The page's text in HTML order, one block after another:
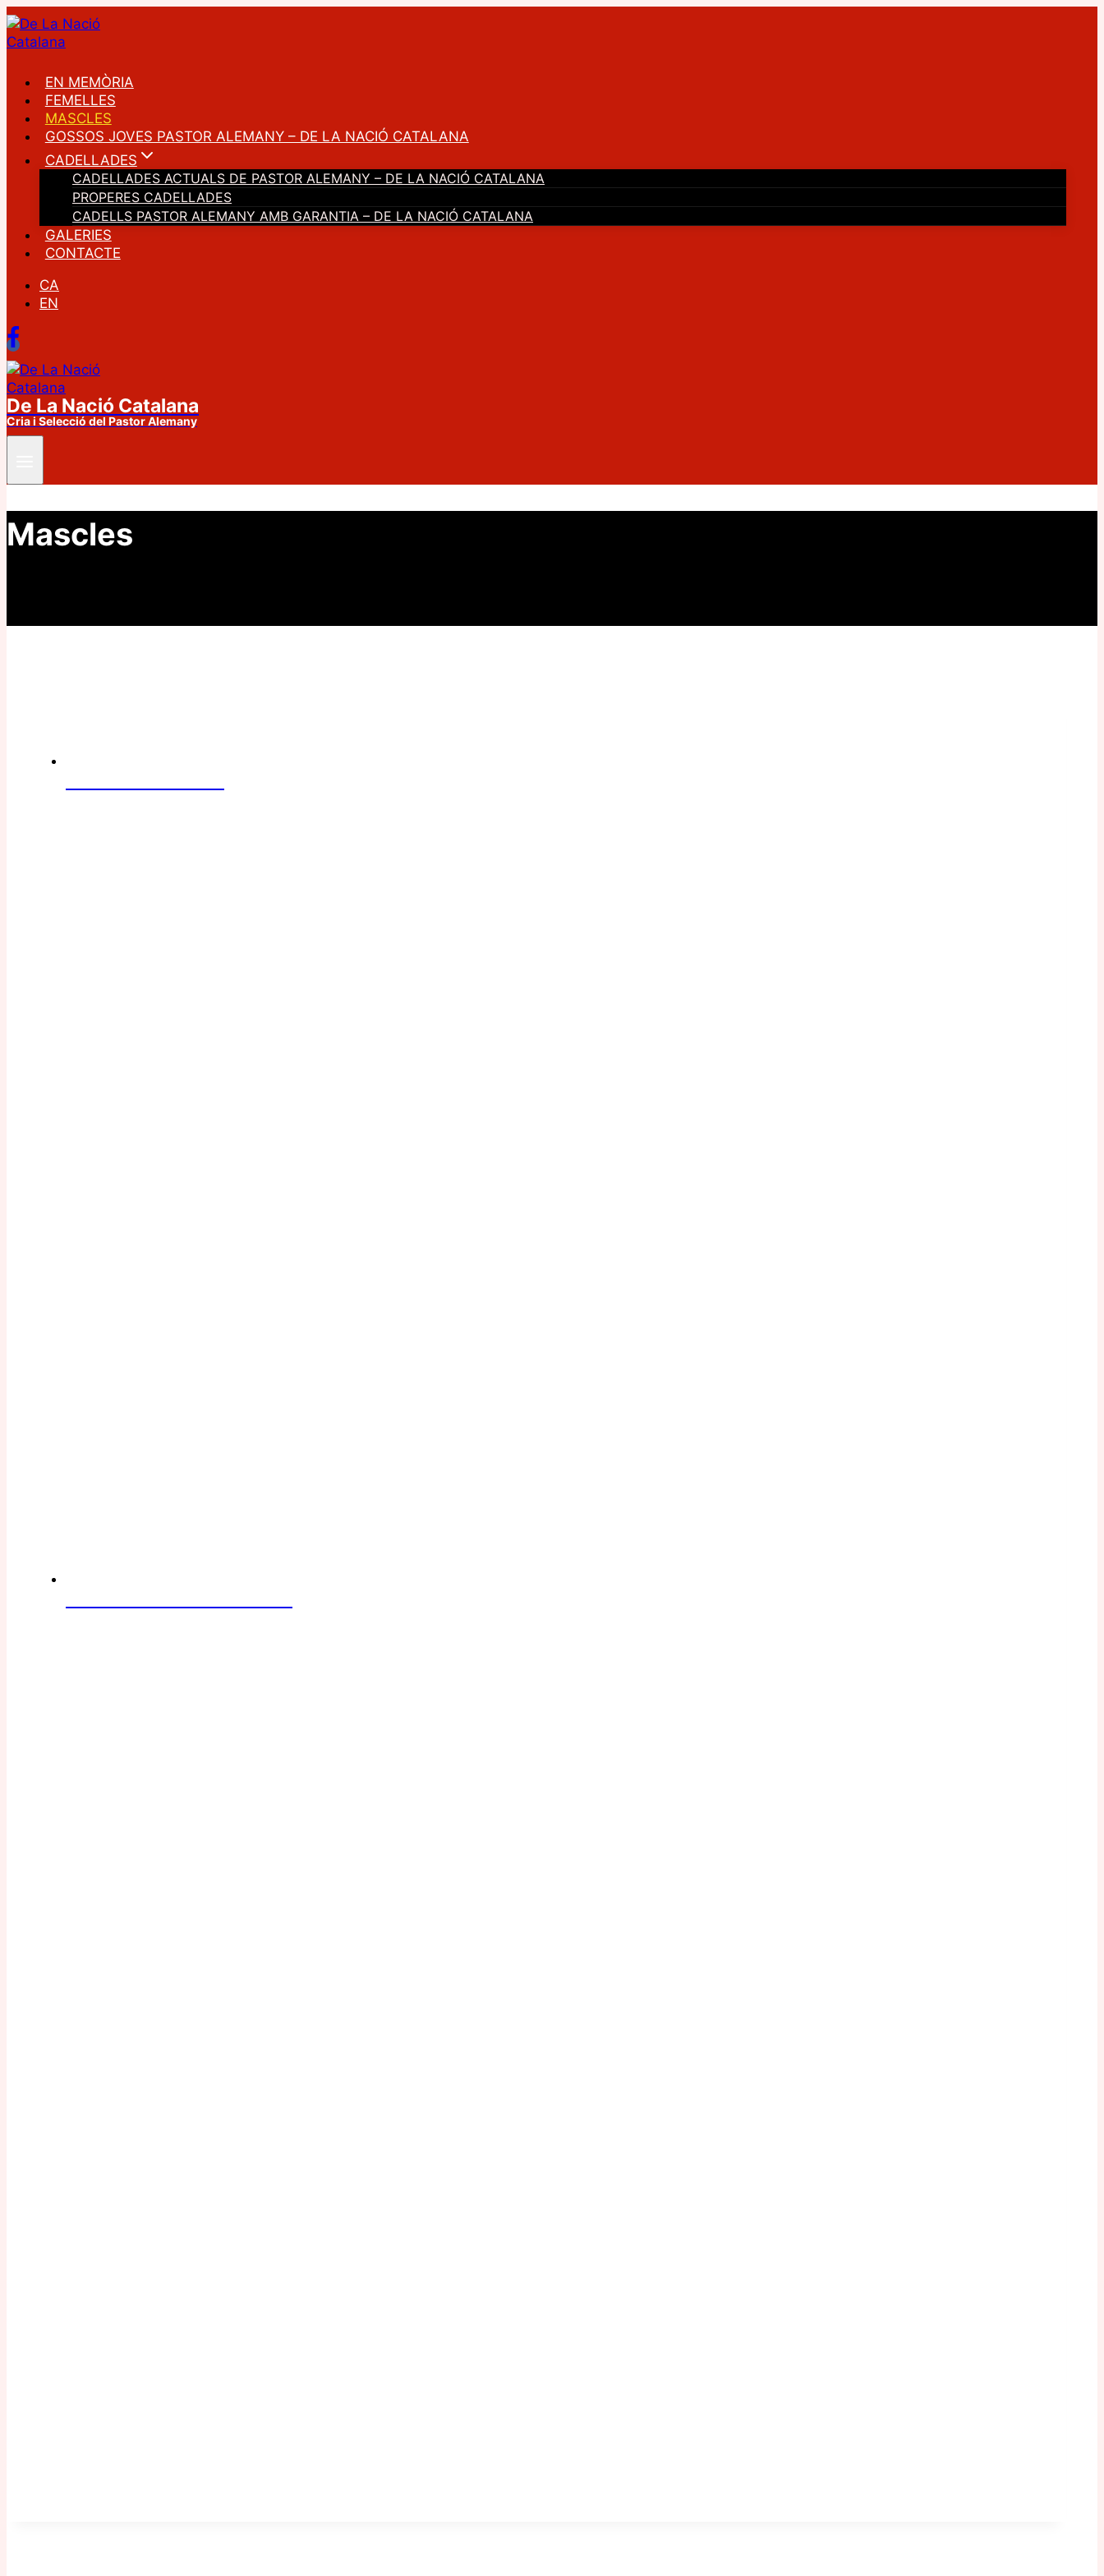
Vés
al
contingut
EN MEMÒRIA
FEMELLES
MASCLES
GOSSOS JOVES PASTOR ALEMANY – DE LA NACIÓ CATALANA
CADELLADES
CADELLADES ACTUALS DE PASTOR ALEMANY – DE LA NACIÓ CATALANA
PROPERES CADELLADES
CADELLS PASTOR ALEMANY AMB GARANTIA – DE LA NACIÓ CATALANA
GALERIES
CONTACTE
CA
EN
De La Nació Catalana
Cria i Selecció del Pastor Alemany
Mascles